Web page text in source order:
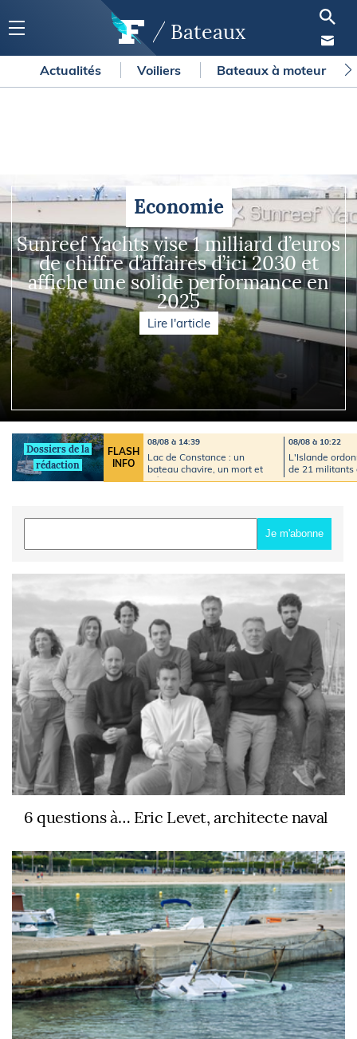
Bateaux
Actualités Voiliers Bateaux à moteur
Economie
Sunreef Yachts vise 1 milliard d’euros
de chiffre d’affaires d’ici 2030 et
affiche une solide performance en
2025
Lire l'article
Dossiers de la
rédaction
FLASH
INFO
08/08 à 14:39
Lac de Constance : un
bateau chavire, un mort et
près de 200 secouristes
08/08 à 10:22
L'Islande
de 21 militants
la baleine
Je m'abonne
6 questions à… Eric Levet, architecte naval